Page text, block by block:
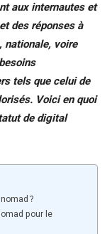
aux internautes et
des réponses à
nationale, voire
tels que celui de
Voici en quoi
de digital
?
pour le